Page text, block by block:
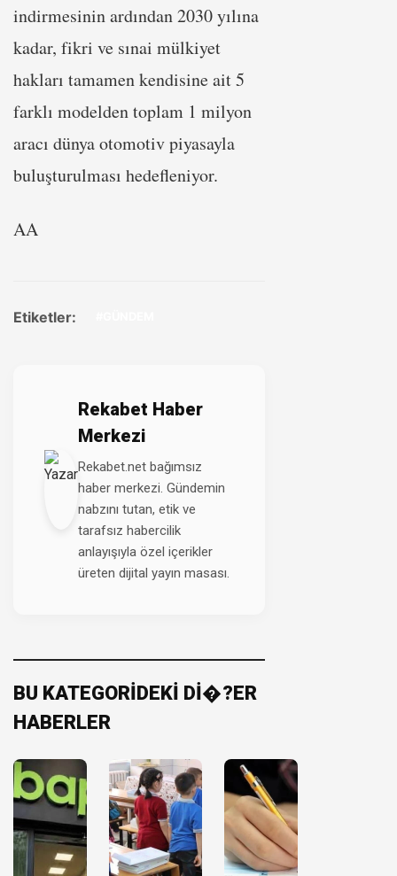
indirmesinin ardından 2030 yılına
kadar, fikri ve sınai mülkiyet
hakları tamamen kendisine ait 5
farklı modelden toplam 1 milyon
aracı dünya otomotiv piyasayla
buluşturulması hedefleniyor.
AA
Etiketler:
Rekabet Haber
Merkezi
Rekabet.net bağımsız
haber merkezi. Gündemin
nabzını tutan, etik ve
tarafsız habercilik
anlayışıyla özel içerikler
üreten dijital yayın masası.
BU KATEGORİDEKİ Dİ�?ER
HABERLER